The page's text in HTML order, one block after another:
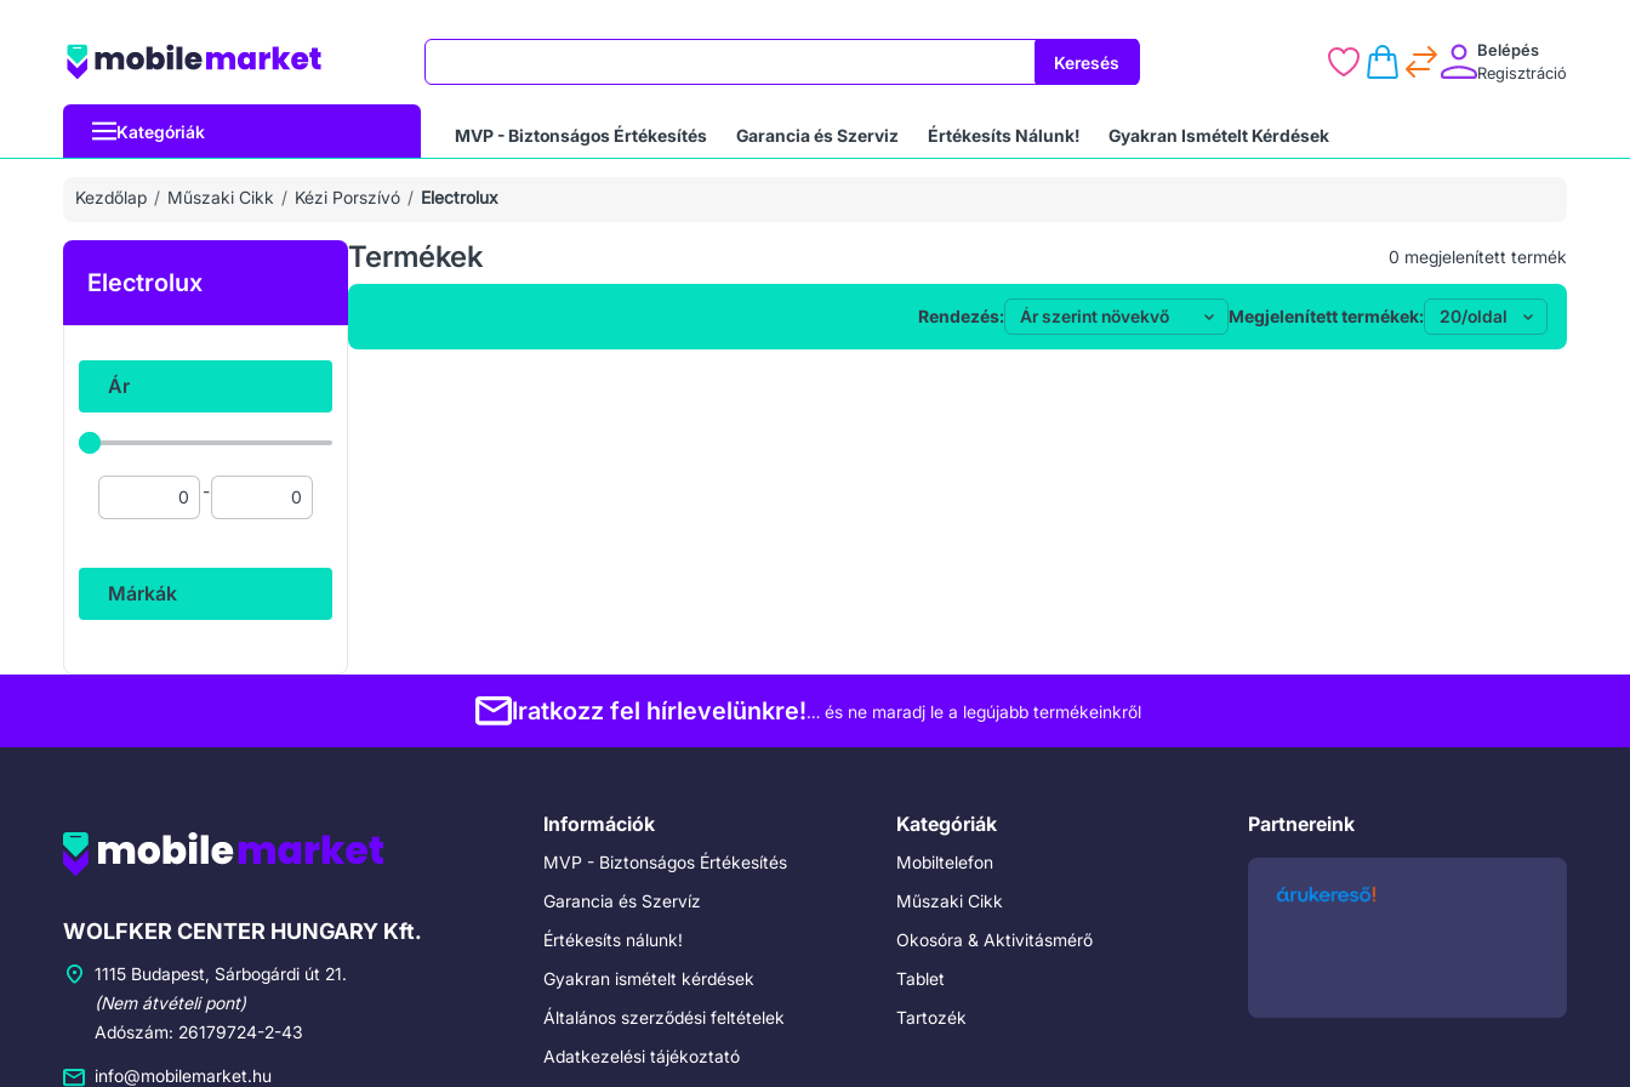
Keresés
Belépés
Regisztráció
Kategóriák MVP - Biztonságos Értékesítés Garancia és Szerviz Értékesíts Nálunk! Gyakran Ismételt Kérdések
Kezdőlap Műszaki Cikk Kézi Porszívó Electrolux
Electrolux
Ár
-
Márkák
Termékek 0 megjelenített termék
Rendezés: Megjelenített termékek:
Iratkozz fel hírlevelünkre!… és ne maradj le a legújabb termékeinkről
Cégadatok
WOLFKER CENTER HUNGARY Kft.
1115 Budapest, Sárbogárdi út 21.
(Nem átvételi pont)
Adószám: 26179724-2-43
info@mobilemarket.hu
Információk
MVP - Biztonságos Értékesítés
Garancia és Szervíz
Értékesíts nálunk!
Gyakran ismételt kérdések
Általános szerződési feltételek
Adatkezelési tájékoztató
Kategóriák
Mobiltelefon
Műszaki Cikk
Okosóra & Aktivitásmérő
Tablet
Tartozék
Partnereink